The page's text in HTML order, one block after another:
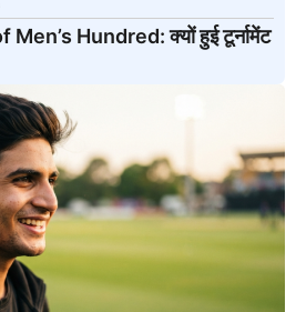
Hundred: क्यों हुई टूर्नामेंट